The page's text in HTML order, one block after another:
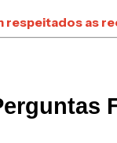
respeitados as